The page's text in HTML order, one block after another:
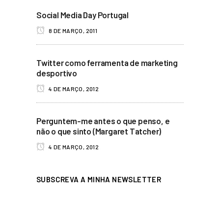
Social Media Day Portugal
8 DE MARÇO, 2011
Twitter como ferramenta de marketing
desportivo
4 DE MARÇO, 2012
Perguntem-me antes o que penso, e
não o que sinto (Margaret Tatcher)
4 DE MARÇO, 2012
SUBSCREVA A MINHA NEWSLETTER